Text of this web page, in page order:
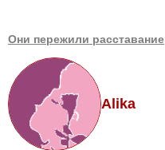
Они пережили расставание
Alika